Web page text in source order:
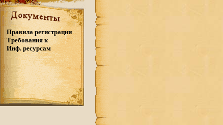
Правила регистрации
Требования к
Инф. ресурсам